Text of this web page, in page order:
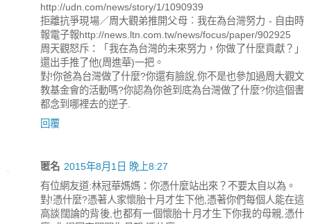
http://udn.com/news/story/1/1090939
拒離抗爭現場／周大觀弟推開父母︰我在為台灣努力 - 自由時
報電子報http://news.ltn.com.tw/news/focus/paper/902925
周天觀怒斥：「我在為台灣的未來努力，你做了什麼貢獻？」
還出手推了他(周進華)一把。
對!你爸為台灣做了什麼?你還有臉說,你不是也參加過周大觀文
教基金會的活動嗎?你認為你爸到底為台灣做了什麼?你這個書
都念到哪裡去的逆子.
回覆
匿名 2015年8月1日 晚上8:27
有位網友道:林冠華媽媽：你憑什麼站出來？不要太自以為。
對!憑什麼?憑著人家懷胎十月才生下他,憑著你們每個人能在這
高談闊論的背後,也都有一個懷胎十月才生下你我的母親,憑什